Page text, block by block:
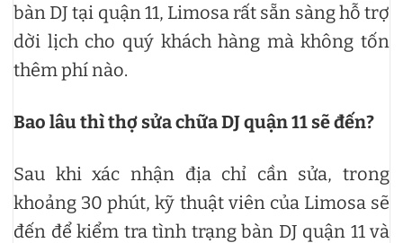
bàn DJ tại quận 11, Limosa rất sẵn sàng hỗ trợ
dời lịch cho quý khách hàng mà không tốn
thêm phí nào.
Bao lâu thì thợ sửa chữa DJ quận 11 sẽ đến?
Sau khi xác nhận địa chỉ cần sửa, trong
khoảng 30 phút, kỹ thuật viên của Limosa sẽ
đến để kiểm tra tình trạng bàn DJ quận 11 và